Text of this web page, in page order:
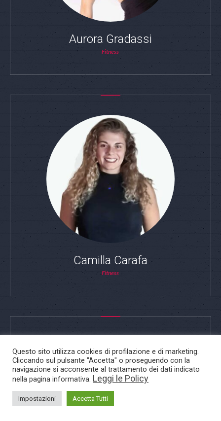
Aurora Gradassi
Fitness
Camilla Carafa
Fitness
Questo sito utilizza cookies di profilazione e di marketing.
Cliccando sul pulsante "Accetta" o proseguendo con la
navigazione si acconsente al trattamento dei dati indicato
nella pagina informativa. Leggi le Policy
Impostazioni Accetta Tutti